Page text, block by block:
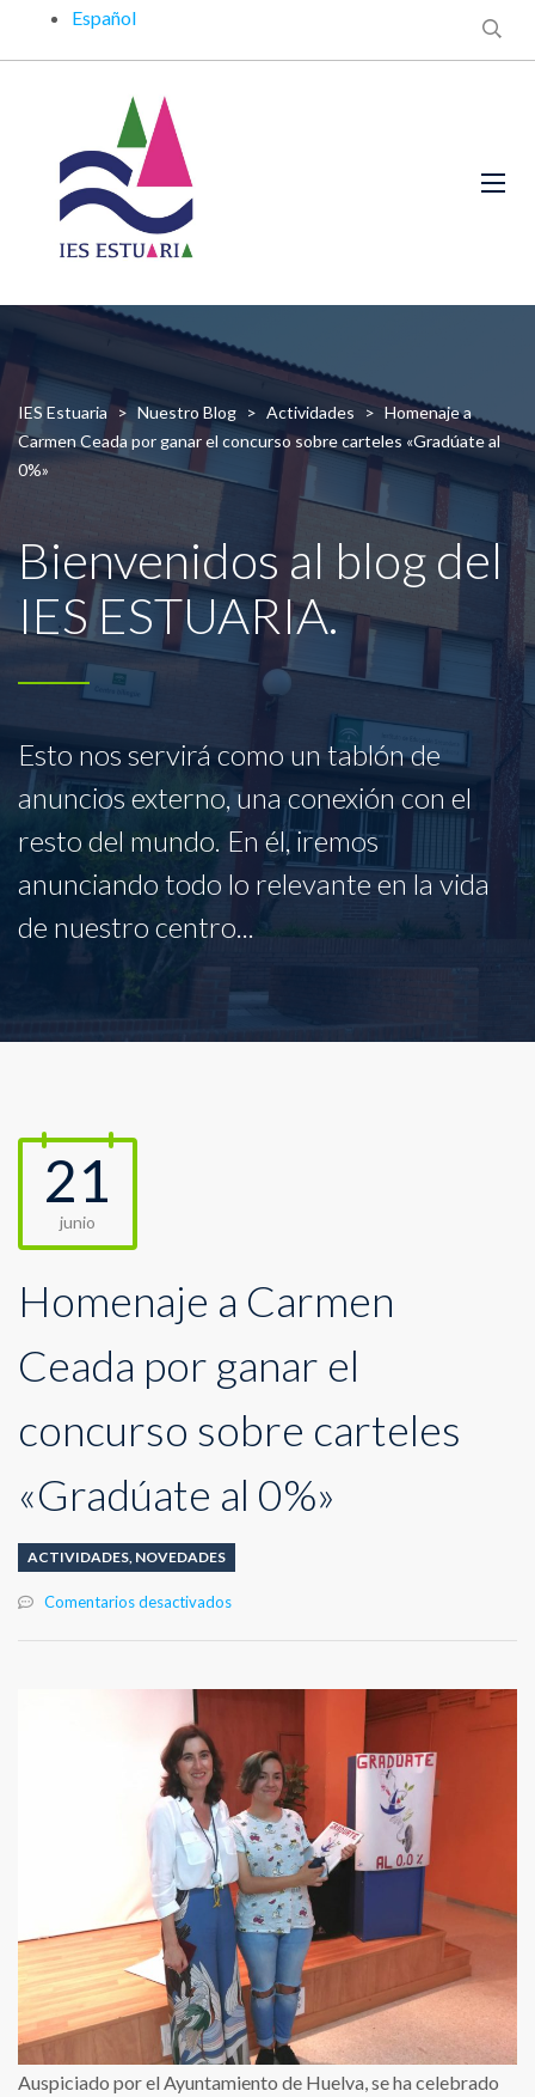
Español
IES Estuaria > Nuestro Blog > Actividades > Homenaje a
Carmen Ceada por ganar el concurso sobre carteles «Gradúate al
0%»
Bienvenidos al blog del
IES ESTUARIA.
Esto nos servirá como un tablón de
anuncios externo, una conexión con el
resto del mundo. En él, iremos
anunciando todo lo relevante en la vida
de nuestro centro...
21
junio
Homenaje a Carmen
Ceada por ganar el
concurso sobre carteles
«Gradúate al 0%»
ACTIVIDADES, NOVEDADES
Comentarios desactivadosen
Homenaje
por
ganar
el
concurso
sobre
carteles
«Gradúate
al
0%»
Auspiciado por el Ayuntamiento de Huelva, se ha celebrado